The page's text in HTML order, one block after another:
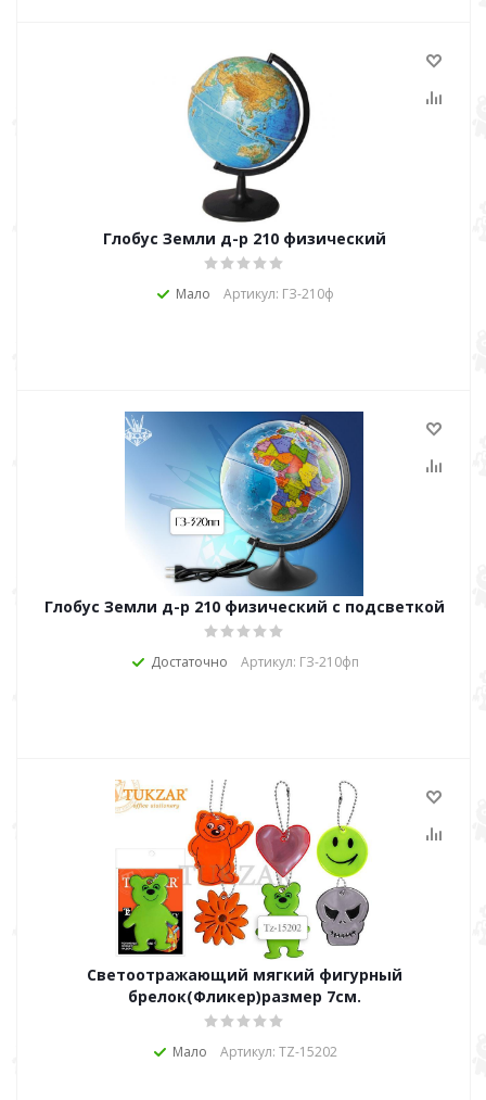
Глобус Земли д-р 210 физический
Мало Артикул: ГЗ-210ф
Глобус Земли д-р 210 физический с подсветкой
Достаточно Артикул: ГЗ-210фп
Светоотражающий мягкий фигурный
брелок(Фликер)размер 7см.
Мало Артикул: TZ-15202